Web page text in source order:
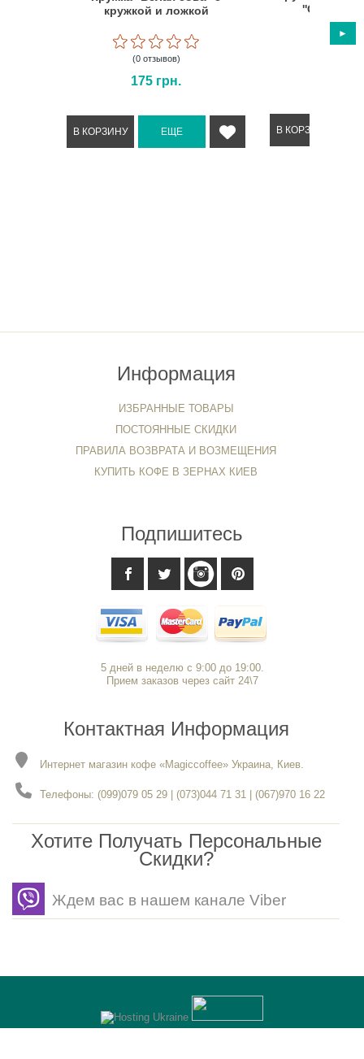
кружкой и ложкой
(0 отзывов)
175 грн.
Информация
ИЗБРАННЫЕ ТОВАРЫ
ПОСТОЯННЫЕ СКИДКИ
ПРАВИЛА ВОЗВРАТА И ВОЗМЕЩЕНИЯ
КУПИТЬ КОФЕ В ЗЕРНАХ КИЕВ
Подпишитесь
5 дней в неделю с 9:00 до 19:00.
Прием заказов через сайт 24\7
Контактная Информация
Интернет магазин кофе «Magiccoffee» Украина, Киев.
Телефоны: (099)079 05 29 | (073)044 71 31 | (067)970 16 22
Хотите Получать Персональные
Скидки?
Ждем вас в нашем канале Viber